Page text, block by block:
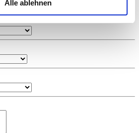
Sie jederzeit mit Wirkung für die
einfachsten ist es, wenn Sie dazu
Auswahl anpassen. Durch
wird die vorherige
Alle ablehnen